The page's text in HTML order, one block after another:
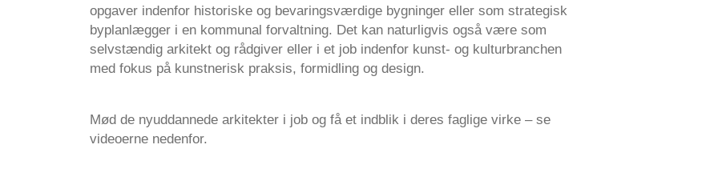
opgaver indenfor historiske og bevaringsværdige bygninger eller som strategisk
byplanlægger i en kommunal forvaltning. Det kan naturligvis også være som
selvstændig arkitekt og rådgiver eller i et job indenfor kunst- og kulturbranchen
med fokus på kunstnerisk praksis, formidling og design.
Mød de nyuddannede arkitekter i job og få et indblik i deres faglige virke – se
videoerne nedenfor.